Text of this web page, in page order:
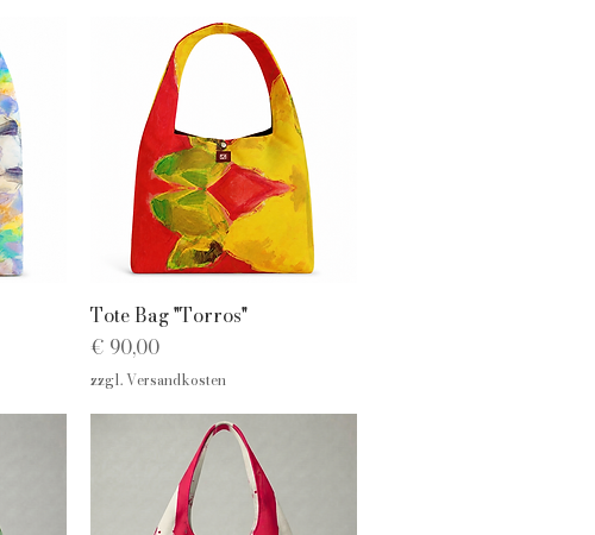
Schnellansicht
Tote Bag "Torros"
Preis
€ 90,00
zzgl. Versandkosten